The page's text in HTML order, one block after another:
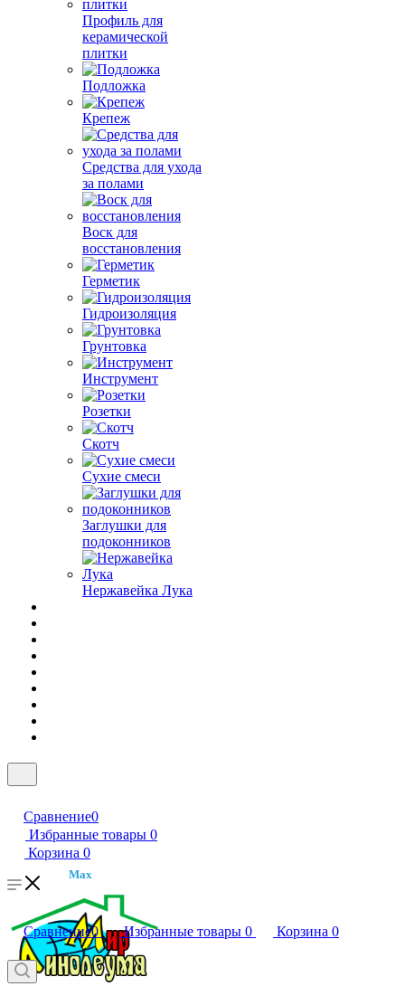
Профиль для
керамической
плитки
Подложка
Крепеж
Средства для ухода
за полами
Воск для
восстановления
Герметик
Гидроизоляция
Грунтовка
Инструмент
Розетки
Скотч
Сухие смеси
Заглушки для
подоконников
Нержавейка Лука
Сравнение0
Избранные товары 0
Корзина 0
Max
Сравнение0 Избранные товары 0 Корзина 0